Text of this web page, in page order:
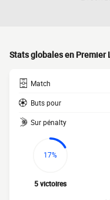
Stats globales en Premier
Match
Buts pour
Sur pénalty
17%
5 victoires